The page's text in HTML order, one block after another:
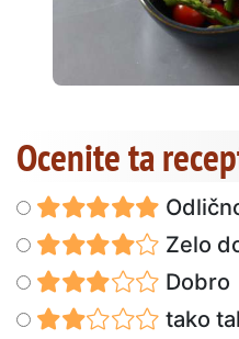
Ocenite ta
Zelo
Dobro
tako